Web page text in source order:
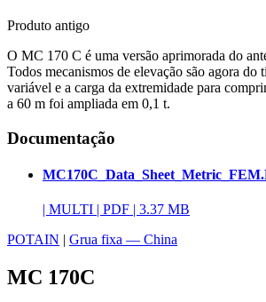
Produto antigo
O MC 170 C é uma versão aprimorada do
Todos mecanismos de elevação são agora do
variável e a carga da extremidade para
a 60 m foi ampliada em 0,1 t.
Documentação
| MULTI | PDF | 3.37 MB
POTAIN | Grua fixa — China
MC 170C